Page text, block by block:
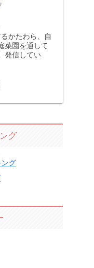
かたわら、自
菜園を通して
発信してい
グ
ング